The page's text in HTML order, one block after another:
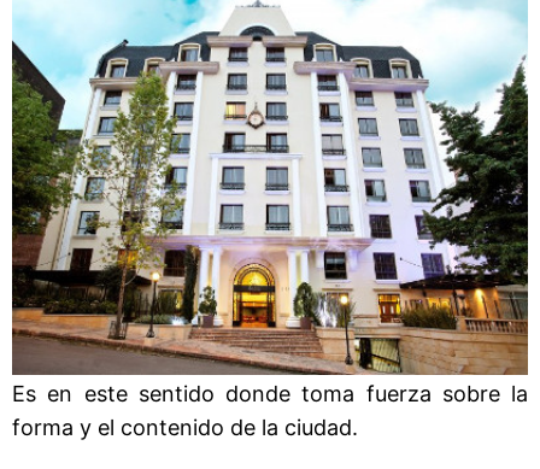
Es en este sentido donde toma fuerza sobre la
forma y el contenido de la ciudad.